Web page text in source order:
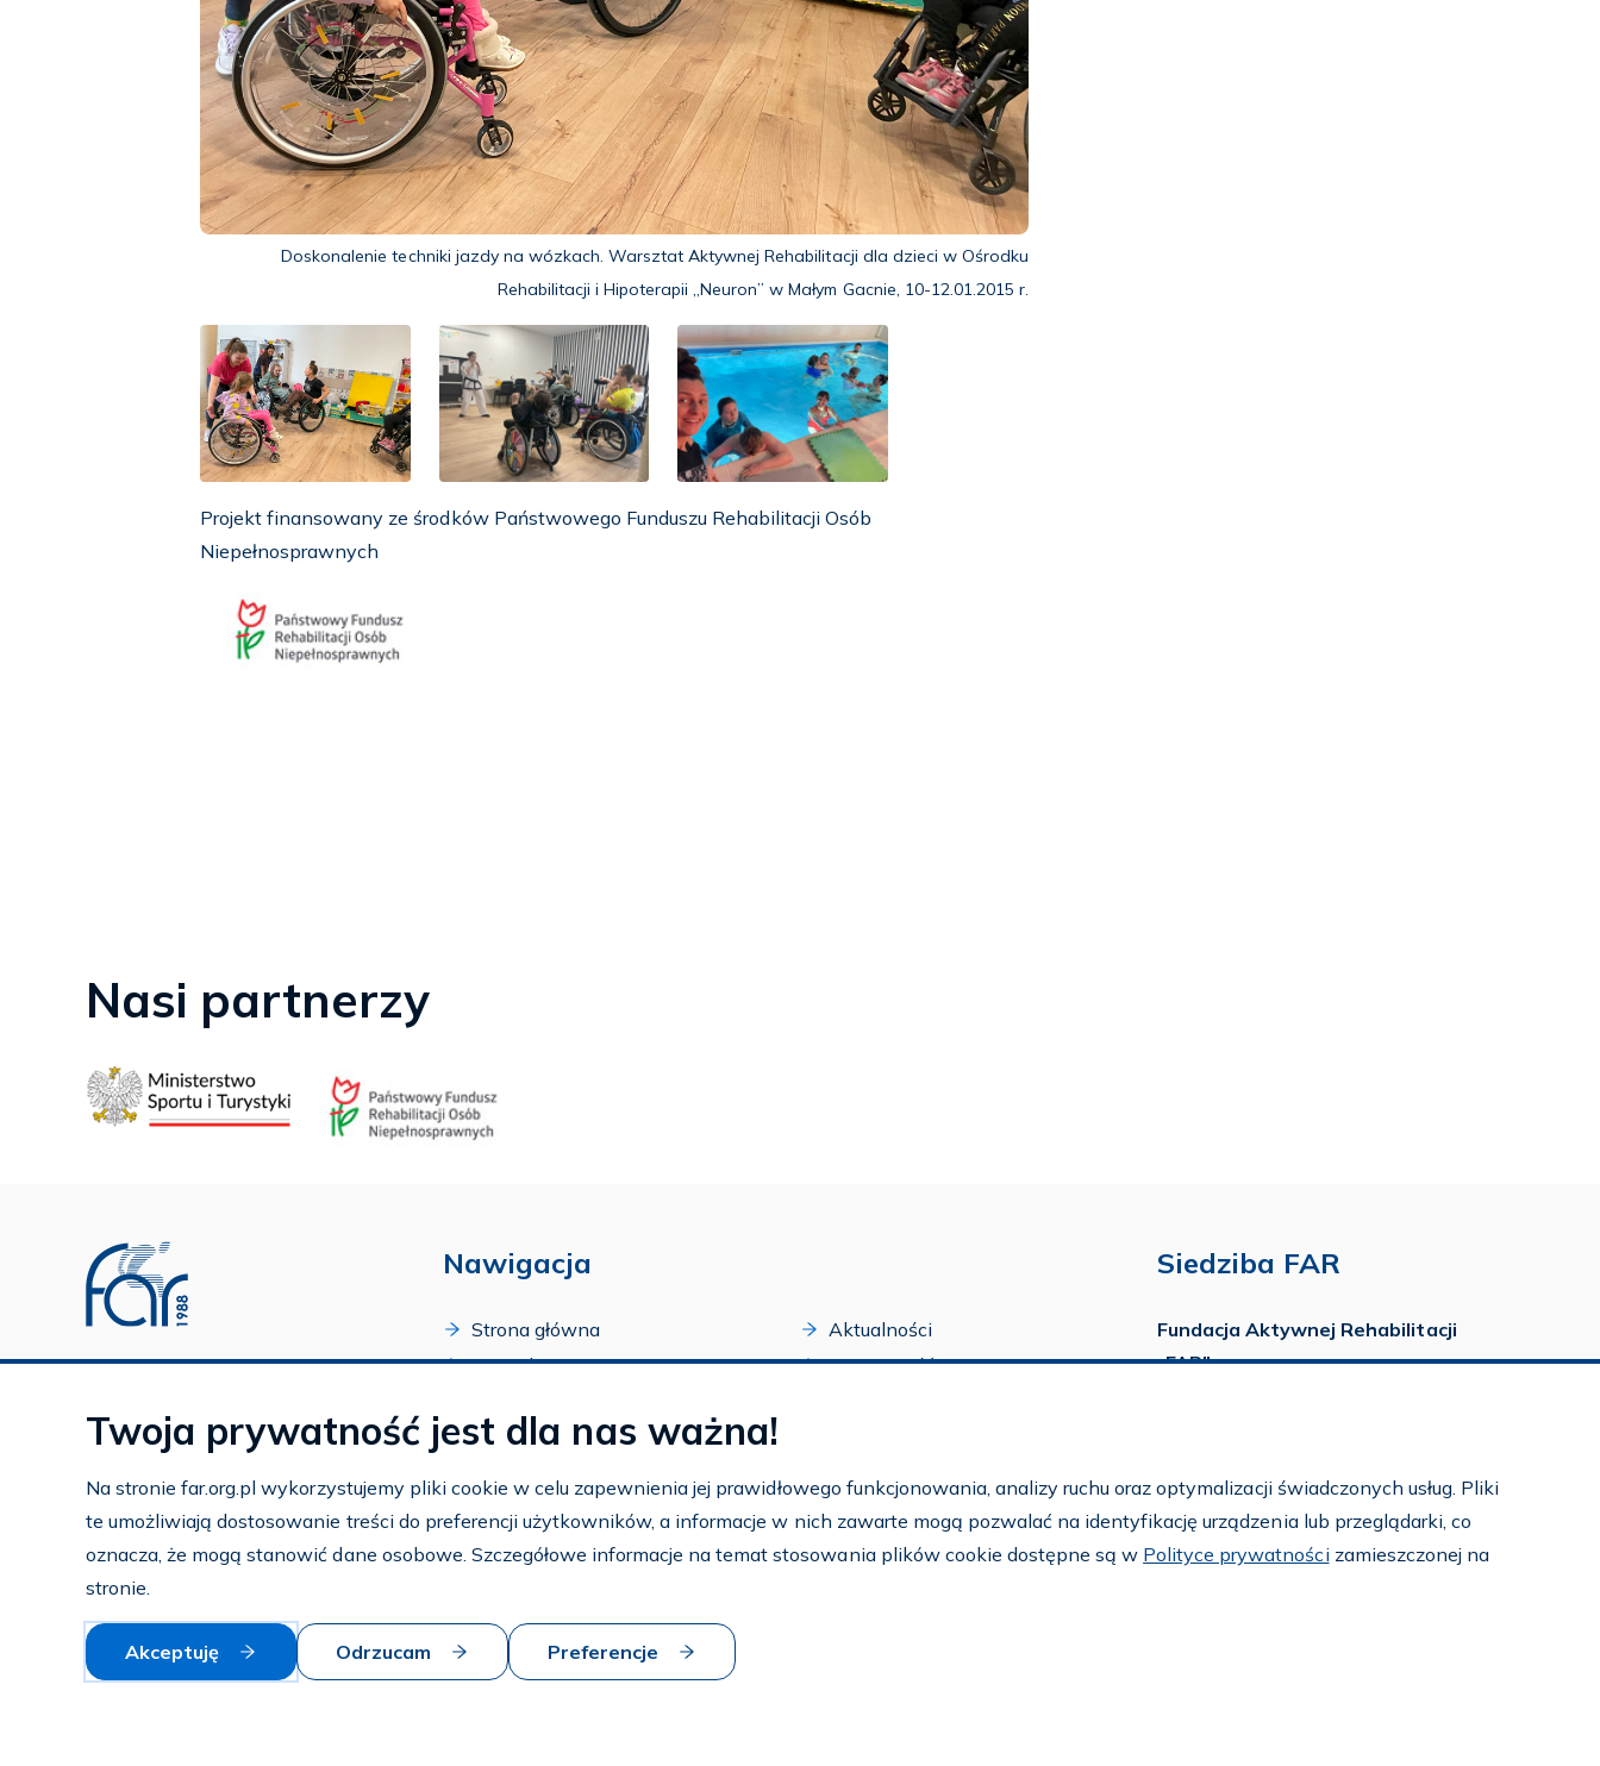
Doskonalenie techniki jazdy na wózkach. Warsztat Aktywnej Rehabilitacji dla dzieci w Ośrodku
Rehabilitacji i Hipoterapii „Neuron” w Małym Gacnie, 10-12.01.2015 r.
Projekt finansowany ze środków Państwowego Funduszu Rehabilitacji Osób
Niepełnosprawnych
Nasi partnerzy
Profil FAR w serwisie Youtube
Profil FAR w serwisie Instagram
Nawigacja
Strona główna
O Fundacji
Zakończone programy
Kontakt
Subkonto
Aktualności
Dostępność
Siedziba FAR
Fundacja Aktywnej Rehabilitacji
„FAR”
tel./fax:22 651 88 02
tel.:22 651 88 03
tel.:22 858 26 39
Twoja prywatność jest dla nas ważna!
Na stronie far.org.pl wykorzystujemy pliki cookie w celu zapewnienia jej prawidłowego funkcjonowania, analizy ruchu oraz optymalizacji świadczonych usług. Pliki
te umożliwiają dostosowanie treści do preferencji użytkowników, a informacje w nich zawarte mogą pozwalać na identyfikację urządzenia lub przeglądarki, co
oznacza, że mogą stanowić dane osobowe. Szczegółowe informacje na temat stosowania plików cookie dostępne są w Polityce prywatności zamieszczonej na
stronie.
Akceptuję Odrzucam Preferencje